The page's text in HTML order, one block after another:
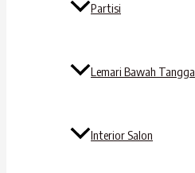
Partisi
Lemari Bawah Tangga
Interior Salon